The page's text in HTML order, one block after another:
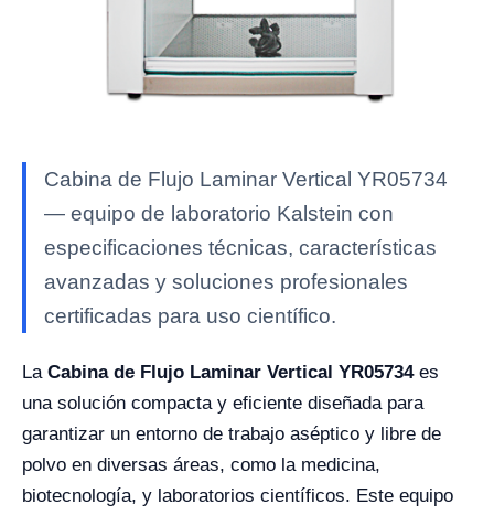
Cabina de Flujo Laminar Vertical YR05734
— equipo de laboratorio Kalstein con
especificaciones técnicas, características
avanzadas y soluciones profesionales
certificadas para uso científico.
La Cabina de Flujo Laminar Vertical YR05734es
una solución compacta y eficiente diseñada para
garantizar un entorno de trabajo aséptico y libre de
polvo en diversas áreas, como la medicina,
biotecnología, y laboratorios científicos. Este equipo